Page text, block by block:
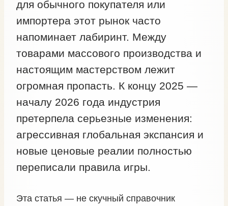
для обычного покупателя или
импортера этот рынок часто
напоминает лабиринт. Между
товарами массового производства и
настоящим мастерством лежит
огромная пропасть. К концу 2025 —
началу 2026 года индустрия
претерпела серьезные изменения:
агрессивная глобальная экспансия и
новые ценовые реалии полностью
переписали правила игры.
Эта статья — не скучный справочник